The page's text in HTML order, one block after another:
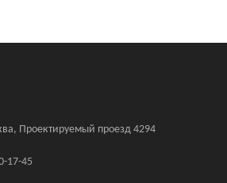
Проектируемый проезд 4294
17-45